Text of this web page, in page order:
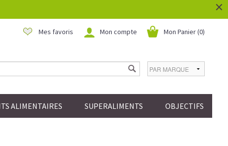
×
Mon Panier (0)
Mon compte
Mes favoris
ALIMENTAIRES SUPERALIMENTS OBJECTIFS